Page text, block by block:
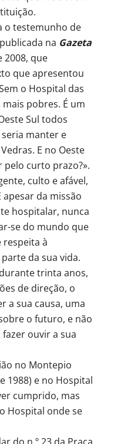
o testemunho de
na Gazeta
2008, que
que apresentou
o Hospital das
pobres. É um
Sul todos
manter e
E no Oeste
curto prazo?».
culto e afável,
da missão
hospitalar, nunca
se do mundo que
à
da sua vida.
trinta anos,
de direção, o
a sua causa, uma
o futuro, e não
ouvir a sua
no Montepio
1988) e no Hospital
cumprido, mas
Hospital onde se